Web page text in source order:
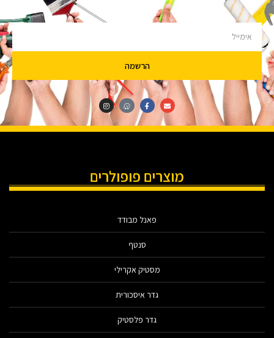
הרשמה
מוצרים פופולרים
פאנל מבודד
סנטף
מסטיק אקרילי
גדר איסכורית
גדר פלסטיק